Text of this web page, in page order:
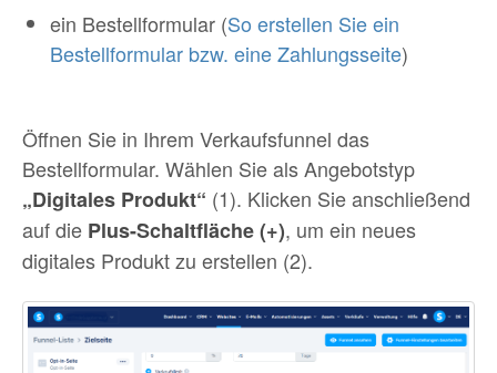
ein Bestellformular (So erstellen Sie ein
Bestellformular bzw. eine Zahlungsseite)
Öffnen Sie in Ihrem Verkaufsfunnel das
Bestellformular. Wählen Sie als Angebotstyp
„Digitales Produkt“ (1). Klicken Sie anschließend
auf die Plus-Schaltfläche (+), um ein neues
digitales Produkt zu erstellen (2).